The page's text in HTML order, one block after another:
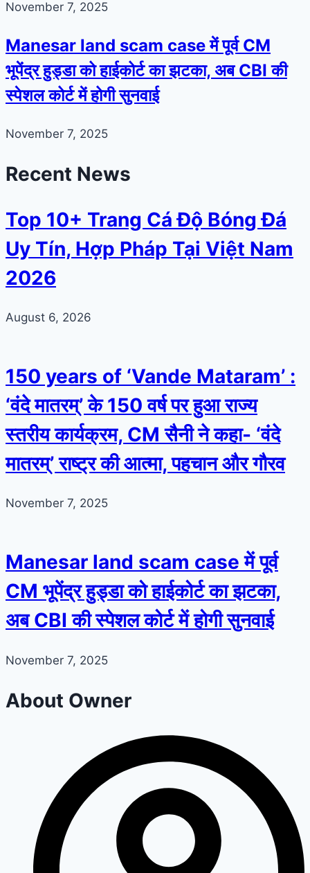
November 7, 2025
Manesar land scam case में पूर्व CM
भूपेंद्र हुड्डा को हाईकोर्ट का झटका, अब CBI की
स्पेशल कोर्ट में होगी सुनवाई
November 7, 2025
Recent News
Top 10+ Trang Cá Độ Bóng Đá
Uy Tín, Hợp Pháp Tại Việt Nam
2026
August 6, 2026
150 years of ‘Vande Mataram’ :
‘वंदे मातरम्’ के 150 वर्ष पर हुआ राज्य
स्तरीय कार्यक्रम, CM सैनी ने कहा- ‘वंदे
मातरम्’ राष्ट्र की आत्मा, पहचान और गौरव
November 7, 2025
Manesar land scam case में पूर्व
CM भूपेंद्र हुड्डा को हाईकोर्ट का झटका,
अब CBI की स्पेशल कोर्ट में होगी सुनवाई
November 7, 2025
About Owner